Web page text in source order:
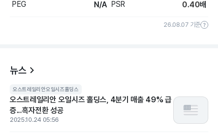
PEG N/A PSR 0.40배
26.08.07 기준
뉴스
오스트레일리안오일시즈홀딩스
오스트레일리안 오일시즈 홀딩스, 4분기 매출 49% 급
증...흑자전환 성공
2025.10.24 05:56